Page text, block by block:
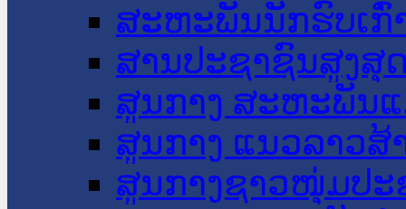
ສະຫະພັນນັກຮົບເກົ່
ສານປະຊາຊົນສູງສຸ
ສູນກາງ ສະຫະພັນ
ສູນກາງ ແນວລາວສ້
ສູນກາງຊາວໜຸ່ມປະ